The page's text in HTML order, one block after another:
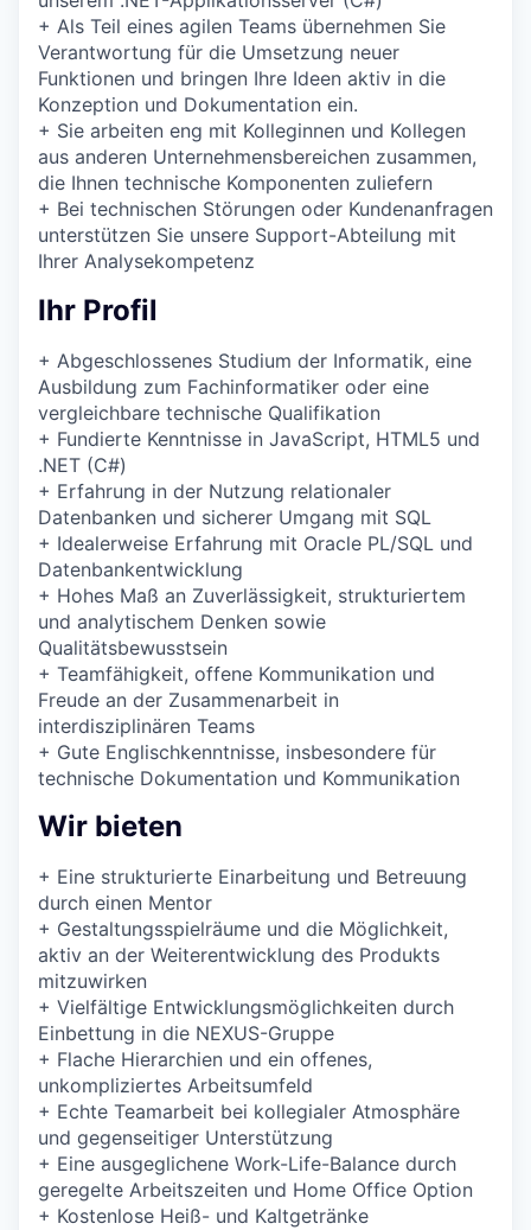
+ Als Teil eines agilen Teams übernehmen Sie
Verantwortung für die Umsetzung neuer
Funktionen und bringen Ihre Ideen aktiv in die
Konzeption und Dokumentation ein.
+ Sie arbeiten eng mit Kolleginnen und Kollegen
aus anderen Unternehmensbereichen zusammen,
die Ihnen technische Komponenten zuliefern
+ Bei technischen Störungen oder Kundenanfragen
unterstützen Sie unsere Support-Abteilung mit
Ihrer Analysekompetenz
Ihr Profil
+ Abgeschlossenes Studium der Informatik, eine
Ausbildung zum Fachinformatiker oder eine
vergleichbare technische Qualifikation
+ Fundierte Kenntnisse in JavaScript, HTML5 und
.NET (C#)
+ Erfahrung in der Nutzung relationaler
Datenbanken und sicherer Umgang mit SQL
+ Idealerweise Erfahrung mit Oracle PL/SQL und
Datenbankentwicklung
+ Hohes Maß an Zuverlässigkeit, strukturiertem
und analytischem Denken sowie
Qualitätsbewusstsein
+ Teamfähigkeit, offene Kommunikation und
Freude an der Zusammenarbeit in
interdisziplinären Teams
+ Gute Englischkenntnisse, insbesondere für
technische Dokumentation und Kommunikation
Wir bieten
+ Eine strukturierte Einarbeitung und Betreuung
durch einen Mentor
+ Gestaltungsspielräume und die Möglichkeit,
aktiv an der Weiterentwicklung des Produkts
mitzuwirken
+ Vielfältige Entwicklungsmöglichkeiten durch
Einbettung in die NEXUS-Gruppe
+ Flache Hierarchien und ein offenes,
unkompliziertes Arbeitsumfeld
+ Echte Teamarbeit bei kollegialer Atmosphäre
und gegenseitiger Unterstützung
+ Eine ausgeglichene Work-Life-Balance durch
geregelte Arbeitszeiten und Home Office Option
+ Kostenlose Heiß- und Kaltgetränke